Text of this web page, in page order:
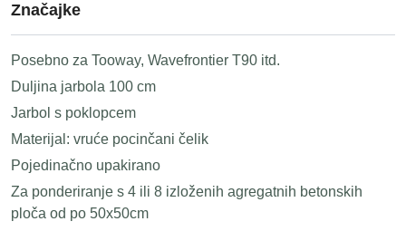
Značajke
Posebno za Tooway, Wavefrontier T90 itd.
Duljina jarbola 100 cm
Jarbol s poklopcem
Materijal: vruće pocinčani čelik
Pojedinačno upakirano
Za ponderiranje s 4 ili 8 izloženih agregatnih betonskih
ploča od po 50x50cm